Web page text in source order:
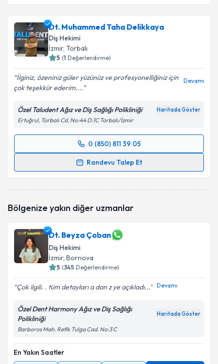
Dt. Muhammed Taha Delikkaya
Diş Hekimi
İzmir, Torbalı
5 (1 Değerlendirme)
İlginiz, özeniniz güler yüzünüz ve profesyonelliğiniz için
çok teşekkür ederim....
Devamı
Özel Taludent Ağız ve Diş Sağlığı Polikliniği Haritada Göster
Ertuğrul, Torbalı Cd. No:44 D:1C Torbalı/İzmir
0 (850) 811 39 05
Randevu Talep Et
Randevu Takvimi Talebi
takvimi talebi oluşturun. Size bu uzmandan randevu
bilgilendireceğiz.
E-posta Adresiniz
Kişisel verilerimin işlenmesine ilişkinAydınlatma
Metni'ni okudum ve kişisel verilerimin belirtilen
Takvim Talebini Gönder
Bölgenize yakın diğer uzmanlar
Dt. Beyza Çoban
Diş Hekimi
İzmir, Bornova
5 (345 Değerlendirme)
Çok ilgili. . tüm detayları a dan z ye açıkladı... Devamı
Özel Dent Harmony Ağız ve Diş Sağlığı
Polikliniği
Haritada Göster
Barboros Mah. Refik Tulga Cad. No:3 C
En Yakın Saatler